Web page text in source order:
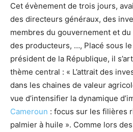
Cet évènement de trois jours,
des directeurs généraux, des
membres du gouvernement et
des producteurs, …, Placé sous
président de la République, il
thème central : « L’attrait des
dans les chaines de valeur
vue d’intensifier la dynamique
Cameroun : focus sur les filières
palmier à huile ». Comme lors